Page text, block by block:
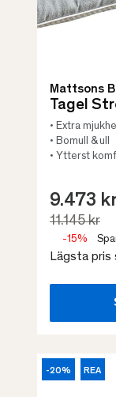
Mattsons
Tagel
• Extra
• Bomull & ull
• Ytterst
9.473
11.145 kr
-15%
Lägsta pris
-20% REA